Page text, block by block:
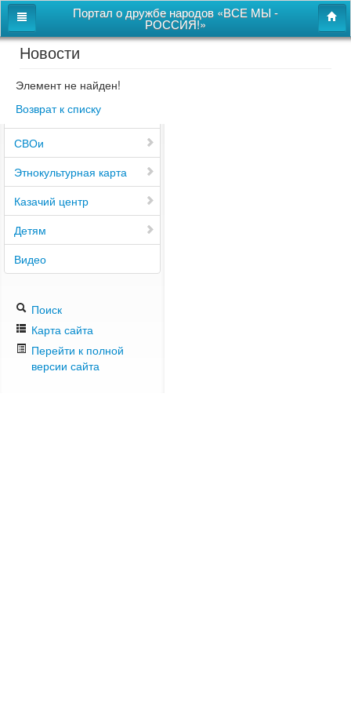
Портал о дружбе народов «ВСЕ МЫ -
РОССИЯ!»
Главная
Дом дружбы народов
Новости
СВОи
Этнокультурная карта
Казачий центр
Детям
Видео
Поиск
Карта сайта
Перейти к полной
версии сайта
Новости
Элемент не найден!
Возврат к списку